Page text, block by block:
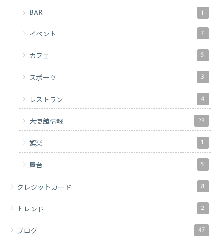
BAR 1
イベント 7
カフェ 5
スポーツ 3
レストラン 4
大使館情報 23
娯楽 1
屋台 5
クレジットカード 8
トレンド 2
ブログ 47